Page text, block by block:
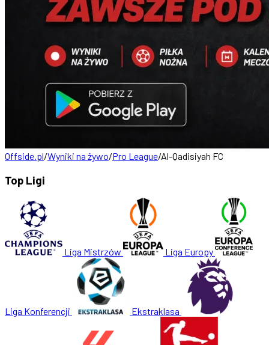
Offside.pl/Wyniki na żywo/Pro League/Al-Qadisiyah FC
Top Ligi
Liga Mistrzów Liga Europy
Liga Konferencji Ekstraklasa